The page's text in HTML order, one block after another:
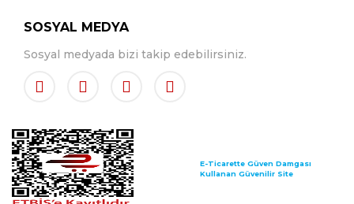
SOSYAL MEDYA
Sosyal medyada bizi takip edebilirsiniz.
E-Ticarette Güven Damgası
Kullanan Güvenilir Site